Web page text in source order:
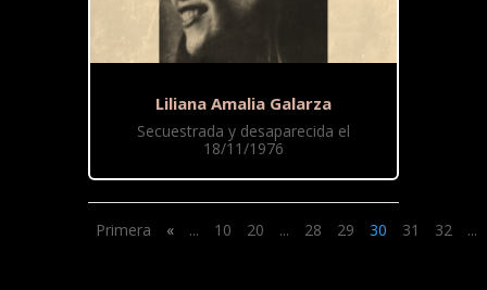
Liliana Amalia Galarza
Secuestrada y desaparecida el
18/11/1976
Primera « ... 10 20 ... 28 29 30 31 32 ...